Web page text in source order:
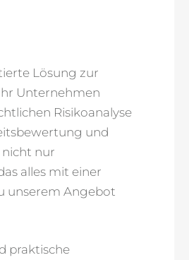
Lösung zur
Unternehmen
Risikoanalyse
und
nicht nur
alles mit einer
unserem Angebot
praktische